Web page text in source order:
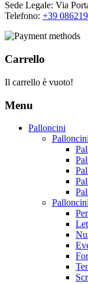
Sede Legale: Via
Telefono: +39
Carrello
Il carrello è vuoto!
Menu
Palloncini